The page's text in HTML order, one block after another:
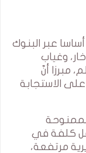
عبر البنوك
وغياب
مبرزا أنّ
الاستجابة
كلفة في
مرتفعة،